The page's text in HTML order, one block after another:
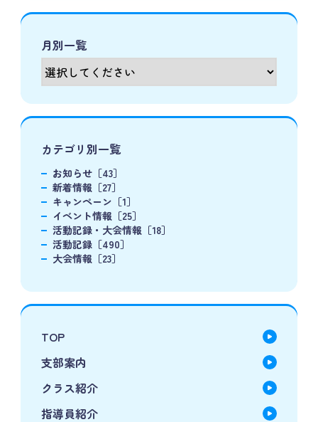
月別一覧
カテゴリ別一覧
お知らせ［43］
新着情報［27］
キャンペーン［1］
イベント情報［25］
活動記録・大会情報［18］
活動記録［490］
大会情報［23］
TOP
支部案内
クラス紹介
指導員紹介